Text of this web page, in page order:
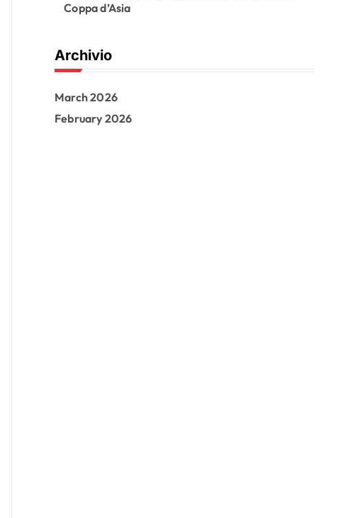
Coppa d’Asia
Archivio
March 2026
February 2026